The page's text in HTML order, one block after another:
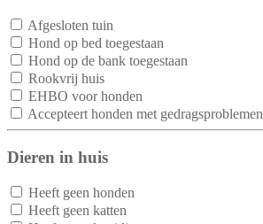
Afgesloten tuin
Hond op bed toegestaan
Hond op de bank toegestaan
Rookvrij huis
EHBO voor honden
Accepteert honden met gedragsproblemen
Dieren in huis
Heeft geen honden
Heeft geen katten